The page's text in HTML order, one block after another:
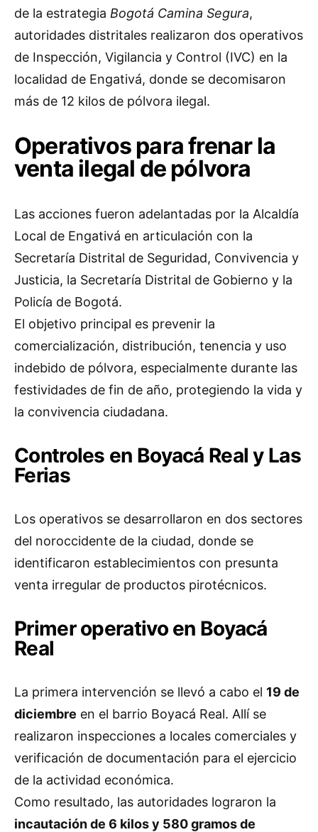
de la estrategia Bogotá Camina Segura,
autoridades distritales realizaron dos operativos
de Inspección, Vigilancia y Control (IVC) en la
localidad de Engativá, donde se decomisaron
más de 12 kilos de pólvora ilegal.
Operativos para frenar la
venta ilegal de pólvora
Las acciones fueron adelantadas por la Alcaldía
Local de Engativá en articulación con la
Secretaría Distrital de Seguridad, Convivencia y
Justicia, la Secretaría Distrital de Gobierno y la
Policía de Bogotá.
El objetivo principal es prevenir la
comercialización, distribución, tenencia y uso
indebido de pólvora, especialmente durante las
festividades de fin de año, protegiendo la vida y
la convivencia ciudadana.
Controles en Boyacá Real y Las
Ferias
Los operativos se desarrollaron en dos sectores
del noroccidente de la ciudad, donde se
identificaron establecimientos con presunta
venta irregular de productos pirotécnicos.
Primer operativo en Boyacá
Real
La primera intervención se llevó a cabo el 19 de
diciembre en el barrio Boyacá Real. Allí se
realizaron inspecciones a locales comerciales y
verificación de documentación para el ejercicio
de la actividad económica.
Como resultado, las autoridades lograron la
incautación de 6 kilos y 580 gramos de